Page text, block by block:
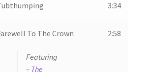
3:34
To The Crown
Featuring
– The
2:58